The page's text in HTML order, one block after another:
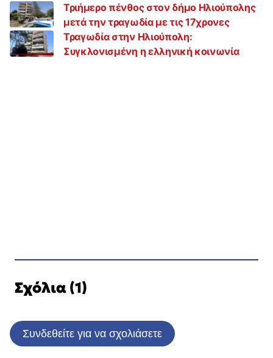
Τριήμερο πένθος στον δήμο Ηλιούπολης
μετά την τραγωδία με τις 17χρονες
Τραγωδία στην Ηλιούπολη:
Συγκλονισμένη η ελληνική κοινωνία
Σχόλια (1)
Συνδεθείτε για να σχολιάσετε